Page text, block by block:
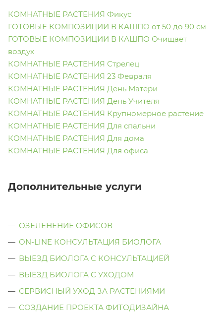
КОМНАТНЫЕ РАСТЕНИЯ Фикус
ГОТОВЫЕ КОМПОЗИЦИИ В КАШПО от 50 до 90 см
ГОТОВЫЕ КОМПОЗИЦИИ В КАШПО Очищает
воздух
КОМНАТНЫЕ РАСТЕНИЯ Стрелец
КОМНАТНЫЕ РАСТЕНИЯ 23 Февраля
КОМНАТНЫЕ РАСТЕНИЯ День Матери
КОМНАТНЫЕ РАСТЕНИЯ День Учителя
КОМНАТНЫЕ РАСТЕНИЯ Крупномерное растение
КОМНАТНЫЕ РАСТЕНИЯ Для спальни
КОМНАТНЫЕ РАСТЕНИЯ Для дома
КОМНАТНЫЕ РАСТЕНИЯ Для офиса
Дополнительные услуги
ОЗЕЛЕНЕНИЕ ОФИСОВ
ON-LINE КОНСУЛЬТАЦИЯ БИОЛОГА
ВЫЕЗД БИОЛОГА С КОНСУЛЬТАЦИЕЙ
ВЫЕЗД БИОЛОГА C УХОДОМ
СЕРВИСНЫЙ УХОД ЗА РАСТЕНИЯМИ
СОЗДАНИЕ ПРОЕКТА ФИТОДИЗАЙНА